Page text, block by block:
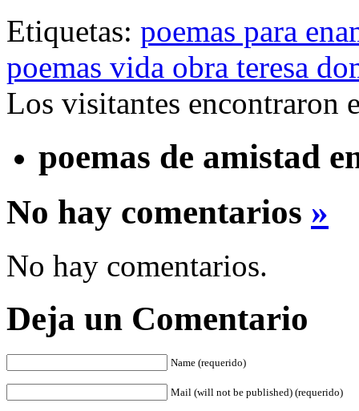
Etiquetas: poemas para
poemas vida obra teresa
Los visitantes encontraron
poemas de amistad
No hay comentarios »
No hay comentarios.
Deja un Comentario
Name (requerido)
Mail (will not be published) (requerido)